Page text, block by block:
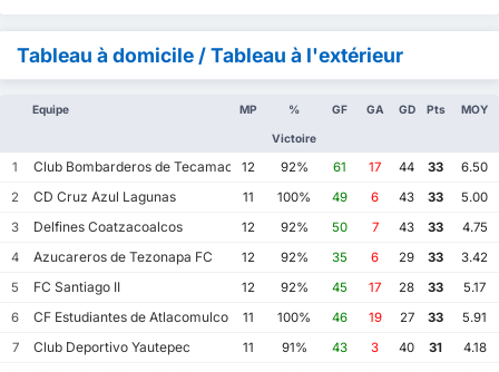
Tableau à domicile / Tableau à l'extérieur
Equipe MP %
Victoire
GF GA GD Pts MOY
1 Club Bombarderos de Tecamac 12 92% 61 17 44 33
6.50
2
CD Cruz Azul Lagunas 11 100% 49 6 43 33
5.00
3
Delfines Coatzacoalcos 12 92% 50 7 43 33
4.75
4
Azucareros de Tezonapa FC 12 92% 35 6 29 33
3.42
5
FC Santiago II 12 92% 45 17 28 33
5.17
6
CF Estudiantes de Atlacomulco 11 100% 46 19 27 33
5.91
7
Club Deportivo Yautepec 11 91% 43 3 40 31
4.18